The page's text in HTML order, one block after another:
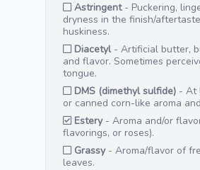
Astringent- Puckering,
dryness in the finish/
huskiness.
Diacetyl- Artificial butter,
and flavor. Sometimes
tongue.
DMS (dimethyl sulfide) - At
or canned corn-like aroma
Estery- Aroma and/or
flavorings, or roses).
Grassy- Aroma/flavor of
leaves.